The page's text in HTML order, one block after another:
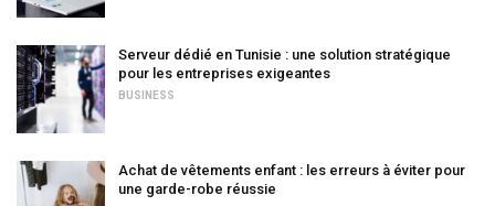
Serveur dédié en Tunisie : une solution stratégique
pour les entreprises exigeantes
BUSINESS
Achat de vêtements enfant : les erreurs à éviter pour
une garde-robe réussie